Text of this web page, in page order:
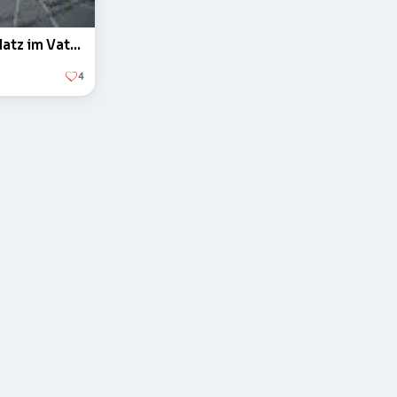
Der Obelisk auf dem Petersplatz im Vatikan
4